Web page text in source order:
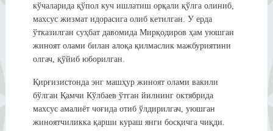
кўчаларида қўпол куч ишлатиш орқали қўлга олиниб,
махсус жизмат идорасига олиб кетилган. У ерда
ўтказилган суҳбат давомида Мирқодиров ҳам уюшган
жиноят олами билан алоқа қилмаслик мажбуриятини
олгач, қўйиб юборилган.
Қирғизистонда энг машҳур жиноят олами вакили
бўлган Қамчи Кўлбаев ўтган йилнинг октябрида
махсус амалиёт чоғида отиб ўлдирилгач, уюшган
жиноятчиликка қарши кураш янги босқичга чиқди.